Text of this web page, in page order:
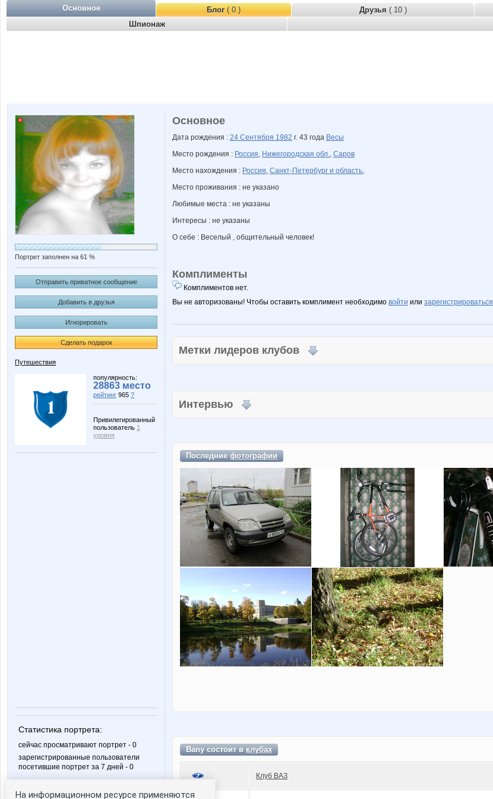
Основное Блог( 0 ) Друзья ( 10 )
Шпионаж
Портрет заполнен на 61 %
Отправить приватное сообщение
Добавить в друзья
Игнорировать
Сделать подарок
Путешествия
популярность:
28863 место
рейтинг 965 ?
Привилегированный
пользователь 1
уровня
Статистика портрета:
сейчас просматривают портрет - 0
зарегистрированные пользователи
посетившие портрет за 7 дней - 0
Основное
Дата рождения : 24 Сентября 1982 г. 43 года Весы
Место рождения : Россия, Нижегородская обл., Саров
Место нахождения : Россия, Санкт-Петербург и область,
Место проживания : не указано
Любимые места : не указаны
Интересы : не указаны
О себе : Веселый , общительный человек!
Комплименты
Комплиментов нет.
Вы не авторизованы! Чтобы оставить комплимент необходимо войти или зарегистрироваться
Метки лидеров клубов
Интервью
Последниефотографии
Bany состоит вклубах
Клуб ВАЗ
На информационном ресурсе применяются